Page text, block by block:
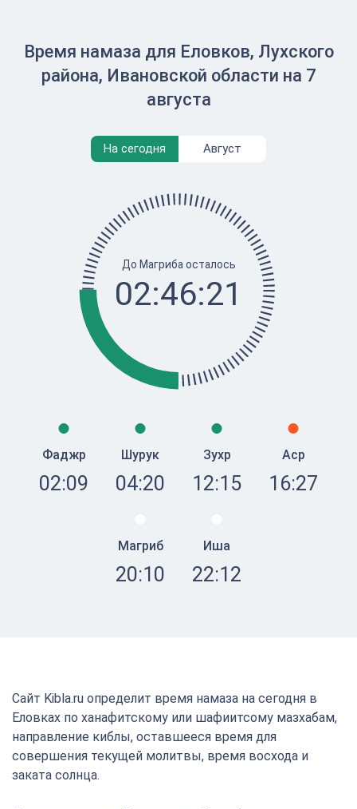
Время намаза для Еловков, Лухского
района, Ивановской области на 7
августа
На сегодня Август
До Магриба осталось
02:46:21
Фаджр
02:09
Шурук
04:20
Зухр
12:15
Аср
16:27
Магриб
20:10
Иша
22:12
Сайт Kibla.ru определит время намаза на сегодня в
Еловках по ханафитскому или шафиитсому мазхабам,
направление киблы, оставшееся время для
совершения текущей молитвы, время восхода и
заката солнца.